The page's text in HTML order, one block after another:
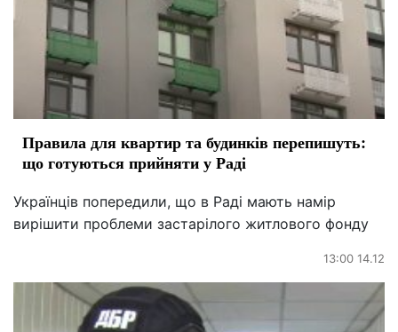
Правила для квартир та будинків перепишуть:
що готуються прийняти у Раді
Українців попередили, що в Раді мають намір
вирішити проблеми застарілого житлового фонду
13:00 14.12